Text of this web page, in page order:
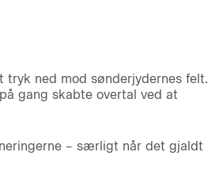
ned mod sønderjydernes felt.
gang skabte overtal ved at
– særligt når det gjaldt